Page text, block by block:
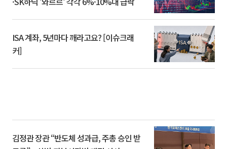
ISA 계좌, 5년마다 깨라고요? [이슈크래
커]
김정관 장관 “반도체 성과급, 주총 승인 받